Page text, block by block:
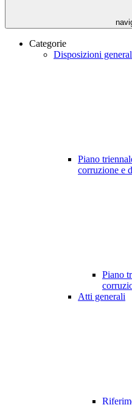
Categorie
Disposizioni
Piano
corruzione e
Piano
Atti generali